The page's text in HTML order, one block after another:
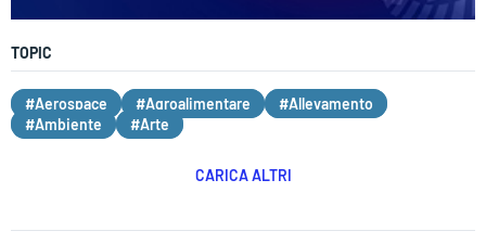
TOPIC
#Aerospace #Agroalimentare
#Allevamento
#Ambiente
#Arte
CARICA ALTRI